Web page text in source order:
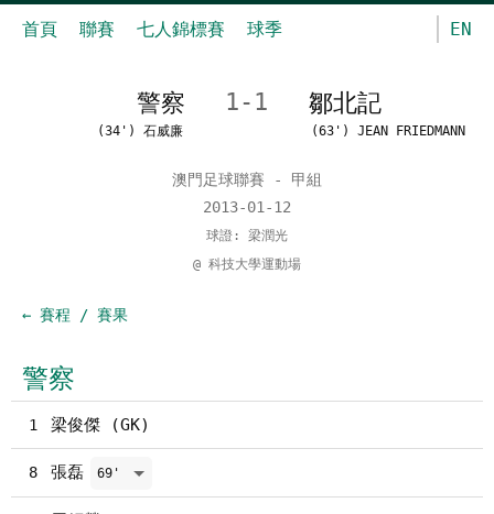
首頁 聯賽 七人錦標賽 球季 EN
警察 1-1 鄒北記
(34') 石威廉 (63') JEAN FRIEDMANN
澳門足球聯賽 - 甲組
2013-01-12
球證: 梁潤光
@ 科技大學運動場
← 賽程 / 賽果
警察
1 梁俊傑 (GK)
8 張磊 69'